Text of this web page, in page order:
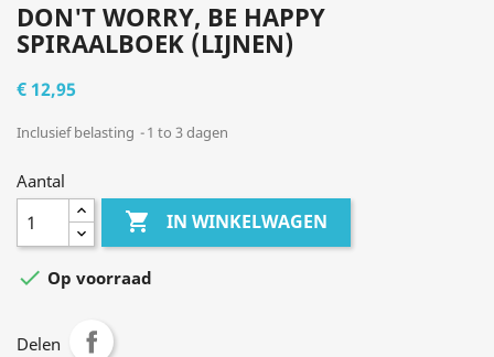
DON'T WORRY, BE HAPPY
SPIRAALBOEK (LIJNEN)
€ 12,95
Inclusief belasting 1 to 3 dagen
Aantal
 IN WINKELWAGEN
 Op voorraad
Delen